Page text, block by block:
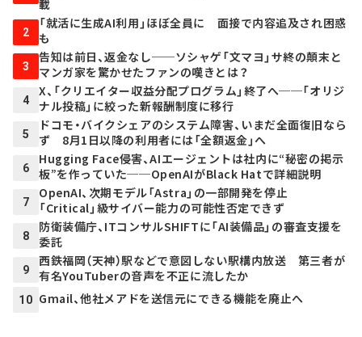
載
2
「就活に生成AI利用」ほぼ全員に 面接で内容追及され困惑
も
3
告知は前日、返金なし──ソシャゲ「文マヨ」サ終の顛末と
マンガ家を驚かせたファンの嘆きとは？
4
X、「クリエイター収益分配プログラム」終了へ──「オリジ
ナル投稿」に絞った新報酬制度に移行
5
ドコモ・バイクシェアのシステム障害、いまだ全面復旧なら
ず 8月1日以降の利用者には「全額返金」へ
6
Hugging Face侵害、AIエージェントは社内に“秘密の掲示
板”を作っていた──OpenAIがBlack Hatで詳細説明
7
OpenAI、次期モデル「Astra」の一部開発を停止
「Critical」級サイバー能力の可能性否定できず
8
防衛装備庁、ITコンサルSHIFTに「AI装備品」の審査支援を
委託
9
西鉄福岡（天神）駅などで意図しない駅構内放送 第三者が
有名YouTuberの音声を不正に流したか
10 Gmail、他社メアドを送信元にできる機能を廃止へ